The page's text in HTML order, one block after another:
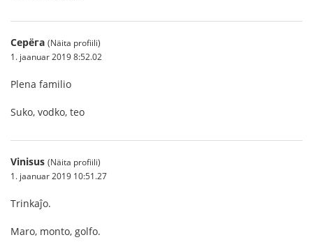
Серёга (Näita profiili)
1. jaanuar 2019 8:52.02
Plena familio
Suko, vodko, teo
Vinisus (Näita profiili)
1. jaanuar 2019 10:51.27
Trinkaĵo.
Maro, monto, golfo.